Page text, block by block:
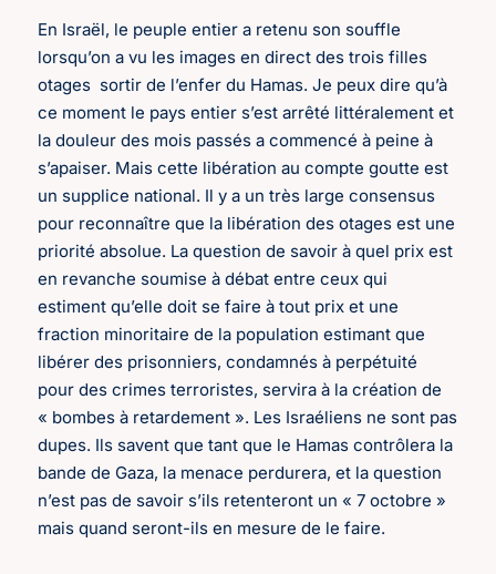
En Israël, le peuple entier a retenu son souffle
lorsqu’on a vu les images en direct des trois filles
otages sortir de l’enfer du Hamas. Je peux dire qu’à
ce moment le pays entier s’est arrêté littéralement et
la douleur des mois passés a commencé à peine à
s’apaiser. Mais cette libération au compte goutte est
un supplice national. Il y a un très large consensus
pour reconnaître que la libération des otages est une
priorité absolue. La question de savoir à quel prix est
en revanche soumise à débat entre ceux qui
estiment qu’elle doit se faire à tout prix et une
fraction minoritaire de la population estimant que
libérer des prisonniers, condamnés à perpétuité
pour des crimes terroristes, servira à la création de
« bombes à retardement ». Les Israéliens ne sont pas
dupes. Ils savent que tant que le Hamas contrôlera la
bande de Gaza, la menace perdurera, et la question
n’est pas de savoir s’ils retenteront un « 7 octobre »
mais quand seront-ils en mesure de le faire.